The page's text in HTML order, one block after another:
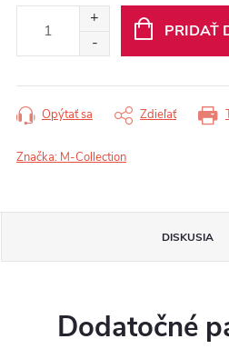
PRIDAŤ
Opýtať sa Zdieľať
Značka: M-Collection
DISKUSIA
Dodatočné